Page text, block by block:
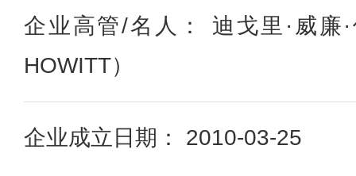
企业高管/名人： 迪戈里·威廉
HOWITT）
企业成立日期： 2010-03-25